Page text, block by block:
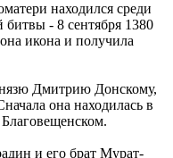
находился среди
битвы - 8 сентября 1380
икона и получила
Дмитрию Донскому,
она находилась в
и его брат Мурат-